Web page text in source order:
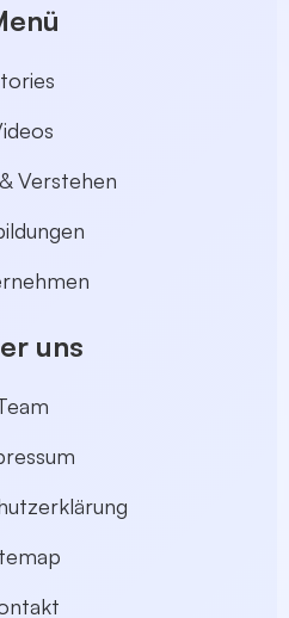
Verstehen
uns